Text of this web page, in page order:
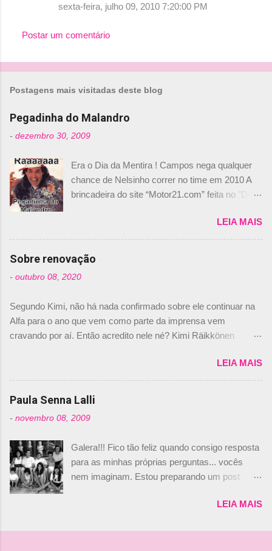
t
i
sexta-feira, julho 09, 2010 7:20:00 PM
Postar um comentário
Postagens mais visitadas deste blog
Pegadinha do Malandro
- dezembro 30, 2009
Era o Dia da Mentira ! Campos nega qualquer
chance de Nelsinho correr no time em 2010 A
brincadeira do site “Motor21.com” feita no "Día
de abril –, afirmando que Nelson Piquet havia
comprado 15% das ações da Campos, dando,
com isso, um lugar no time a Nelsinho Piquet,
foi esclarecida de uma vez por todas por
Daniele Audetto, diretor da escuderia. O
não será o companheiro de Bruno Senna em
2010. "Na verdade, nós recebemos uma oferta
de Piquet", admitiu Audetto. “Mas depois de ter
dois brasileiros”, explicou, dizendo ainda que
não tem nada contra o filho do tricampeão
Nelson Piquet. “Ele é um bom piloto, rápido e
experiente.” Audetto disse ainda que a suposta
não corresponde à realidade. “O suposto 15%
de investimento seria menor do que aquilo que
outros pilotos podem trazer: italianos, r...
LEIA MAIS
Sobre renovação
- outubro 08, 2020
Segundo Kimi, não há nada confirmado sobre ele continuar na
Alfa para o ano que vem como parte da imprensa vem
cravando por aí. Então acredito nele né? Kimi Räikkönen
truth but I’ve never had an option in my contract so that’s
should, pretty much, tell you that it’s not true." #Kimi7 #EifelGP
#AlfaRomeoRacing pic.twitter.com/77EDVn39Ia — Kimi
Romain falando sobre o fato do Iceman estar há tantos anos na
@RGrosjean ! #EifelGP 🇩🇪 #F1
pic.twitter.com/GSAu1LWnwW — Formula 1 (@F1) October 8,
2020 Beijinhos, Ludy
LEIA MAIS
Paula Senna Lalli
- novembro 08, 2009
Galera!!! Fico tão feliz quando consigo resposta
para as minhas próprias perguntas... vocês
nem imaginam. Estou preparando um post
nunca falei sobre ela, aqui no Octeto. No meio
LEIA MAIS